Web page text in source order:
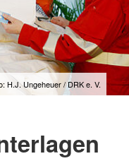
H.J. Ungeheuer / DRK e. V.